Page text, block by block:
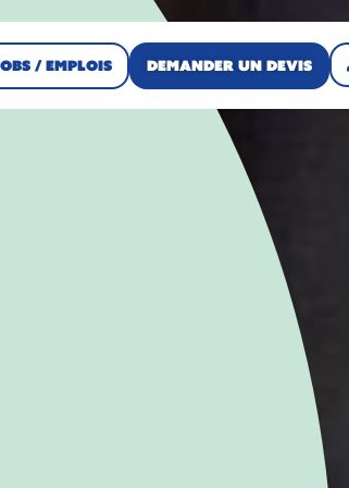
/ Emplois Demander un devis